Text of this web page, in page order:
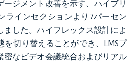
ジメント改善を示す、ハイブリ
ラインセクションより7パーセン
ました。ハイフレックス設計によ
を切り替えることができ、LMSプ
密なビデオ会議統合およびリアル